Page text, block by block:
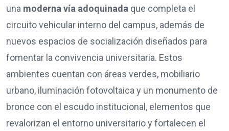
una moderna vía adoquinada que completa el
circuito vehicular interno del campus, además de
nuevos espacios de socialización diseñados para
fomentar la convivencia universitaria. Estos
ambientes cuentan con áreas verdes, mobiliario
urbano, iluminación fotovoltaica y un monumento de
bronce con el escudo institucional, elementos que
revalorizan el entorno universitario y fortalecen el